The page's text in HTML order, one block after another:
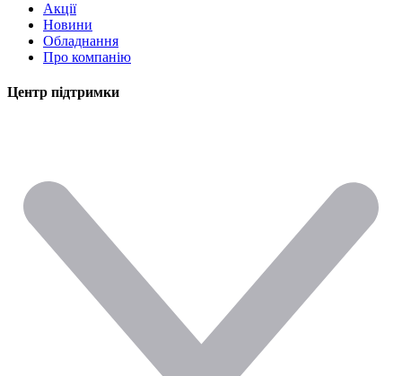
Акції
Новини
Обладнання
Про компанію
Центр підтримки